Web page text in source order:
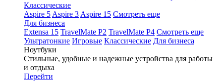
Классические
Aspire 5 Aspire 3 Aspire 15 Смотреть еще
Для бизнеса
Extensa 15 TravelMate P2 TravelMate P4 Смотреть еще
Ультратонкие Игровые Классические Для бизнеса
Ноутбуки
Стильные, удобные и надежные устройства для работы
и отдыха
Перейти